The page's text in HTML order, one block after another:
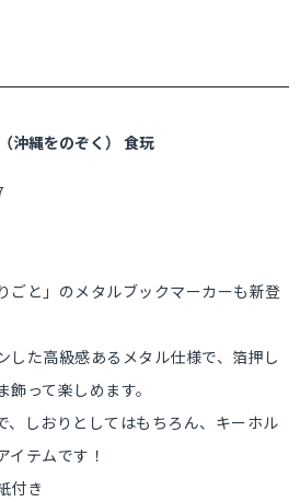
沖縄をのぞく） 食玩
ごと」のメタルブックマーカーも新登
した高級感あるメタル仕様で、箔押し
って楽しめます。
、しおりとしてはもちろん、キーホル
イテムです！
付き